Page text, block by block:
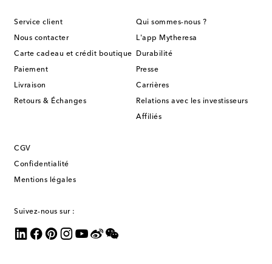
Service client
Nous contacter
Carte cadeau et crédit boutique
Paiement
Livraison
Retours & Échanges
Qui sommes-nous ?
L'app Mytheresa
Durabilité
Presse
Carrières
Relations avec les investisseurs
Affiliés
CGV
Confidentialité
Mentions légales
Suivez-nous sur :